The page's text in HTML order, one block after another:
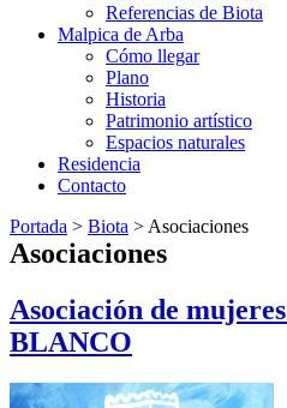
Referencias de Biota
Malpica de Arba
Cómo llegar
Plano
Historia
Patrimonio artístico
Espacios naturales
Residencia
Contacto
Portada > Biota > Asociaciones
Asociaciones
Asociación de
BLANCO